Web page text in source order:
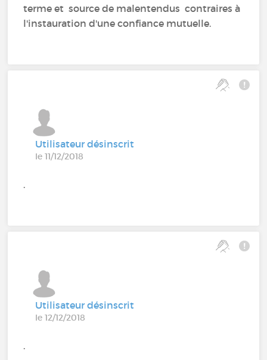
terme et source de malentendus contraires à
l'instauration d'une confiance mutuelle.
Utilisateur désinscrit
le 11/12/2018
.
Utilisateur désinscrit
le 12/12/2018
.